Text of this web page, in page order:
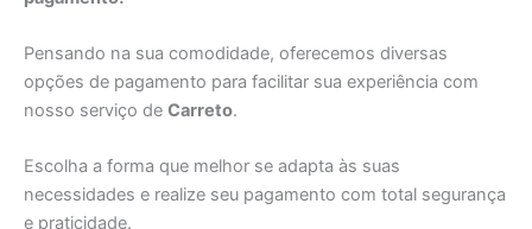
Pensando na sua comodidade, oferecemos diversas
opções de pagamento para facilitar sua experiência com
nosso serviço de Carreto.
Escolha a forma que melhor se adapta às suas
necessidades e realize seu pagamento com total segurança
e praticidade.